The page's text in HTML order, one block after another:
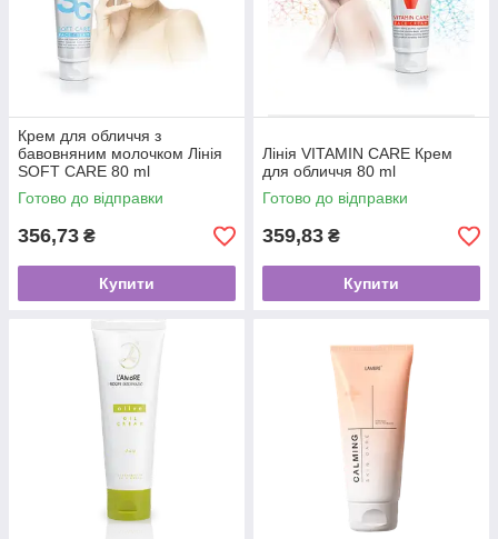
Крем для обличчя з
бавовняним молочком Лінія
SOFT CARE 80 ml
Готово до відправки
356,73 ₴
Купити
Лінія VITAMIN CARE Крем
для обличчя 80 ml
Готово до відправки
359,83 ₴
Купити